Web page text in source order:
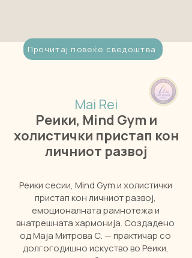
Прочитај повеќе сведоштва
Mai Rei
Реики, Mind Gym и
холистички пристап кон
личниот развој
Реики сесии, Mind Gym и холистички
пристап кон личниот развој,
емоционалната рамнотежа и
внатрешната хармонија. Создадено
од Маја Митрова С. — практичар со
долгогодишно искуство во Реики,